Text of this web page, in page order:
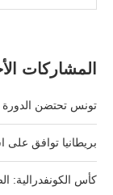
المشاركات
تونس تحتضن الدورة
بريطانيا توافق على
كأس